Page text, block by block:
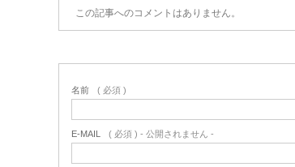
この記事へのコメントはありません。
名前 ( 必須 )
E-MAIL ( 必須 ) - 公開されません -